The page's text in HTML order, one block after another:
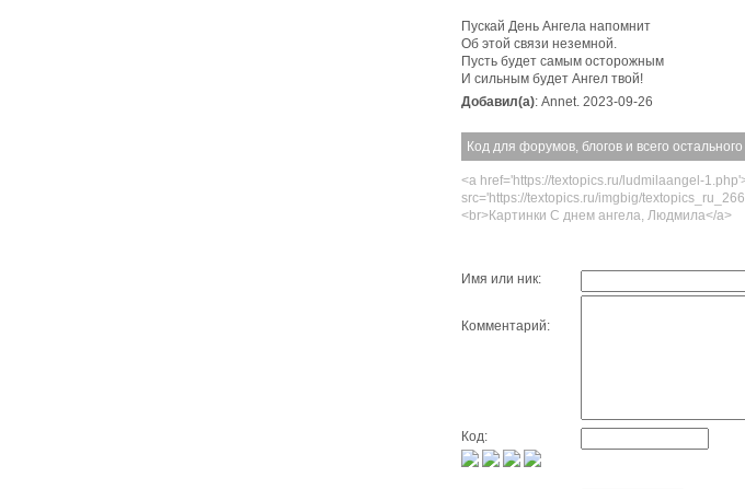
Пускай День Ангела напомнит
Об этой связи неземной.
Пусть будет самым осторожным
И сильным будет Ангел твой!
Добавил(а): Annet. 2023-09-26
Код для форумов, блогов и всего остального
<a href='https://textopics.ru/ludmilaangel-
src='https://textopics.ru/imgbig/
<br>Картинки С днем ангела, Людмила</a>
Имя или ник:
Комментарий:
Код: